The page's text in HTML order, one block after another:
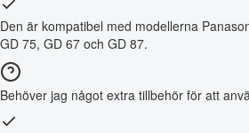
Den är kompatibel med modellerna
GD 75, GD 67 och GD 87.
Behöver jag något extra tillbehör för att